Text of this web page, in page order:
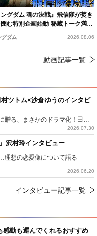
動も運んでくれるおすすめ
ングダム 魂の決戦』飛信隊が焚き
む特別企画始動 秘蔵トーク満載
ングダムキャンプ”開催
グダム 2026.08.06
動画記事一覧
ツトム×沙倉ゆうのインタビ
2026.07.30
沢村玲インタビュー
理想の恋愛像について語る
2026.06.20
インタビュー記事一覧